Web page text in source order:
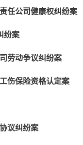
任公司健康权纠纷案
纷案
劳动争议纠纷案
伤保险资格认定案
议纠纷案